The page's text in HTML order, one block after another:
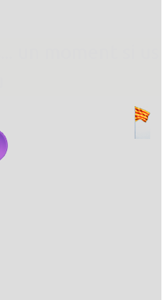
un moment si us